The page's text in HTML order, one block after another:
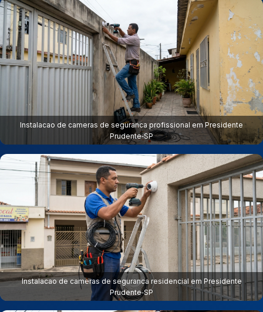
Instalacao de cameras de seguranca profissional em Presidente
Prudente‑SP
Instalacao de cameras de seguranca residencial em Presidente
Prudente‑SP